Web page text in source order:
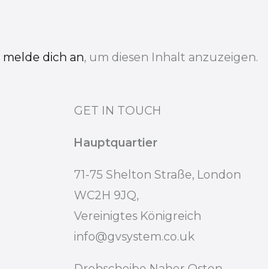
melde dich an, um diesen Inhalt anzuzeigen.
GET IN TOUCH
Hauptquartier
71-75 Shelton Straße, London
WC2H 9JQ,
Vereinigtes Königreich
info@gvsystem.co.uk